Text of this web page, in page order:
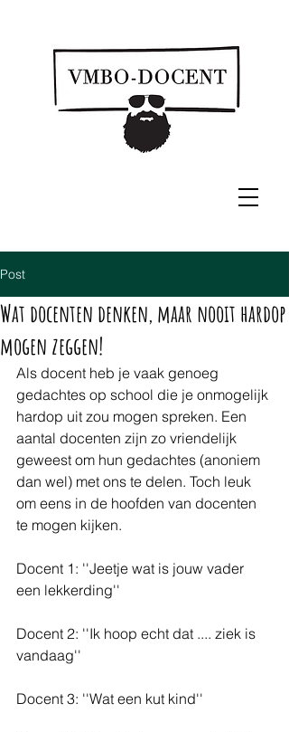
Post
Wat docenten denken, maar nooit hardop
mogen zeggen!
Als docent heb je vaak genoeg
gedachtes op school die je onmogelijk
hardop uit zou mogen spreken. Een
aantal docenten zijn zo vriendelijk
geweest om hun gedachtes (anoniem
dan wel) met ons te delen. Toch leuk
om eens in de hoofden van docenten
te mogen kijken.
Docent 1: ''Jeetje wat is jouw vader
een lekkerding''
Docent 2: ''Ik hoop echt dat .... ziek is
vandaag''
Docent 3: ''Wat een kut kind''